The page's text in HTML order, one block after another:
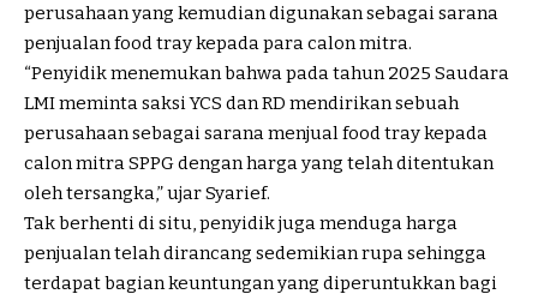
perusahaan yang kemudian digunakan sebagai sarana
penjualan food tray kepada para calon mitra.
“Penyidik menemukan bahwa pada tahun 2025 Saudara
LMI meminta saksi YCS dan RD mendirikan sebuah
perusahaan sebagai sarana menjual food tray kepada
calon mitra SPPG dengan harga yang telah ditentukan
oleh tersangka,” ujar Syarief.
Tak berhenti di situ, penyidik juga menduga harga
penjualan telah dirancang sedemikian rupa sehingga
terdapat bagian keuntungan yang diperuntukkan bagi